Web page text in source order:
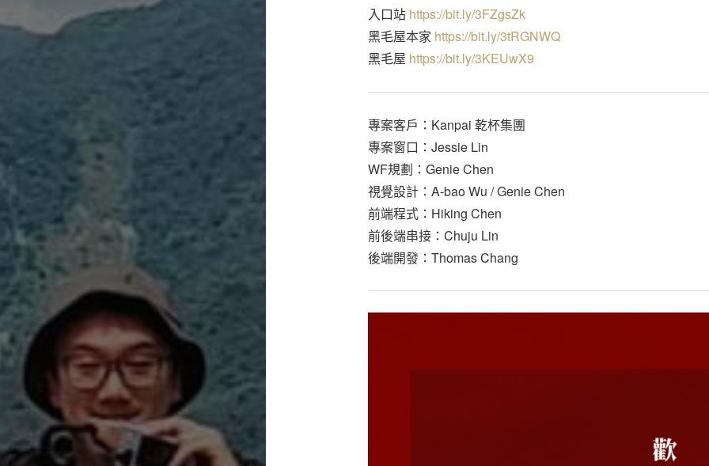
入口站 https://bit.ly/3FZgsZk
黑毛屋本家 https://bit.ly/3tRGNWQ
黑毛屋 https://bit.ly/3KEUwX9
專案客戶：Kanpai 乾杯集團
專案窗口：Jessie Lin
WF規劃：Genie Chen
視覺設計：A-bao Wu / Genie Chen
前端程式：Hiking Chen
前後端串接：Chuju Lin
後端開發：Thomas Chang